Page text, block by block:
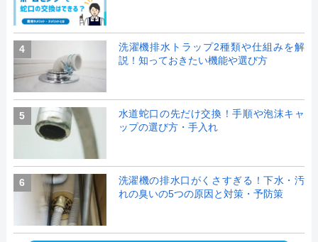
4
洗濯機排水トラップ2種類や仕組みを解
説！知っておきたい機能や選び方
5
水道蛇口の先だけ交換！手順や泡沫キャ
ップの選び方・手入れ
6
洗濯機の排水口がくさすぎる！下水・汚
れの臭いの5つの原因と対策・予防策